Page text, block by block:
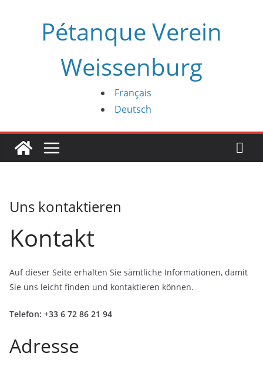
Pétanque Verein
Weissenburg
Français
Deutsch
Uns kontaktieren
Kontakt
Auf dieser Seite erhalten Sie sämtliche Informationen, damit
Sie uns leicht finden und kontaktieren können.
Telefon: +33 6 72 86 21 94
Adresse